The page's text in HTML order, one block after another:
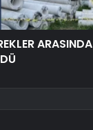
ARASINDA